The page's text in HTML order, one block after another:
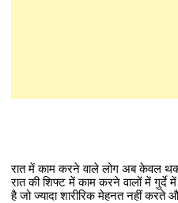
रात में काम करने वाले लोग अब केवल
रात की शिफ्ट में काम करने वालों में गुर्दे
है जो ज्यादा शारीरिक मेहनत नहीं करते